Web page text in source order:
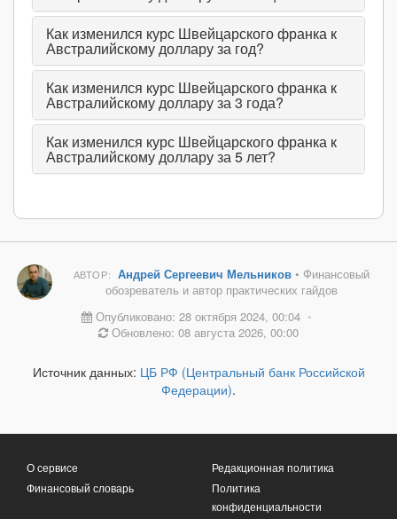
Как изменился курс Швейцарского франка к
Австралийскому доллару за год?
Как изменился курс Швейцарского франка к
Австралийскому доллару за 3 года?
Как изменился курс Швейцарского франка к
Австралийскому доллару за 5 лет?
АВТОР: Андрей Сергеевич Мельников• Финансовый
обозреватель и автор практических гайдов
Опубликовано: 28 октября 2024, 00:04 •
Обновлено: 08 августа 2026, 00:00
Источник данных: ЦБ РФ (Центральный банк Российской
Федерации).
О сервисе
Финансовый словарь
Редакционная политика
Политика
конфиденциальности